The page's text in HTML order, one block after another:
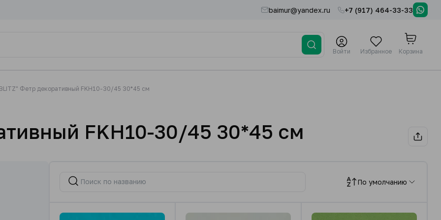
baimur@yandex.ru +7 (917) 464-33-33
Войти Избранное Корзина
Фетр декоративный FKH10-30/45 30*45 см
FKH10-30/45 30*45 см
По умолчанию